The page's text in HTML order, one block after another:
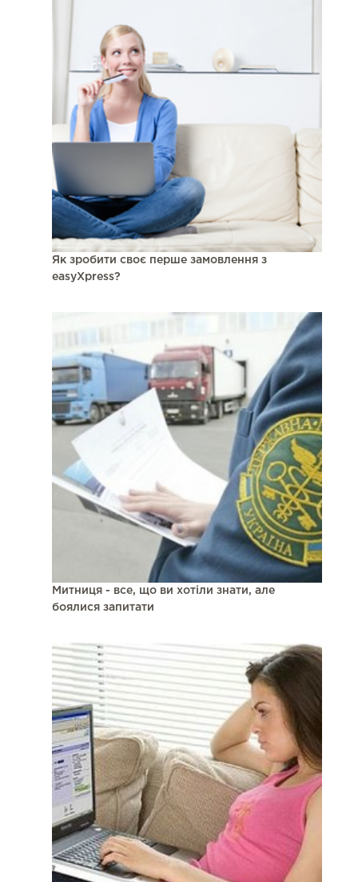
Як зробити своє перше замовлення з
easyXpress?
Митниця - все, що ви хотіли знати, але
боялися запитати